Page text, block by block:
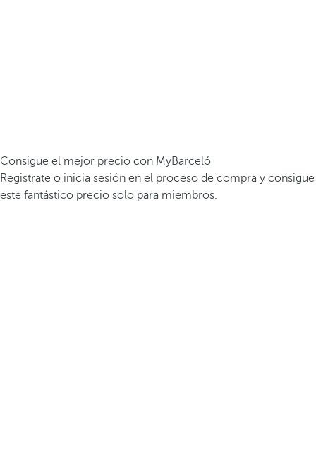
Consigue el mejor precio con MyBarceló
Registrate o inicia sesión en el proceso de compra y consigue
este fantástico precio solo para miembros.